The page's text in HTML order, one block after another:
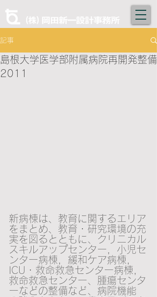
記事
島根大学医学部附属病院再開発整備
2011
新病棟は、教育に関するエリア
をまとめ、教育・研究環境の充
実を図るとともに、クリニカル
スキルアップセンター，小児セ
ンター病棟，緩和ケア病棟，
ICU・救命救急センター病棟，
救命救急センター、腫瘍センタ
ーなどの整備など、病院機能